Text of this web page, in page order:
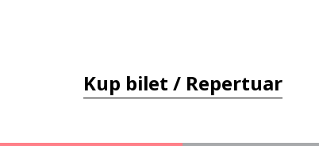
Kup bilet / Repertuar